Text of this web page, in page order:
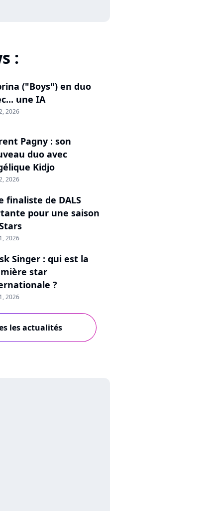
:
("Boys") en duo
une IA
2026
Pagny : son
duo avec
Kidjo
2026
finaliste de DALS
pour une saison
2026
Singer : qui est la
star
?
2026
les actualités